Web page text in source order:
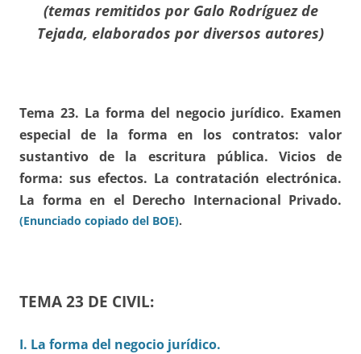
(temas remitidos por Galo Rodríguez de
Tejada, elaborados por diversos autores)
Tema 23. La forma del negocio jurídico. Examen
especial de la forma en los contratos: valor
sustantivo de la escritura pública. Vicios de
forma: sus efectos. La contratación electrónica.
La forma en el Derecho Internacional Privado.
(Enunciado copiado del BOE).
TEMA 23 DE CIVIL:
I. La forma del negocio jurídico.